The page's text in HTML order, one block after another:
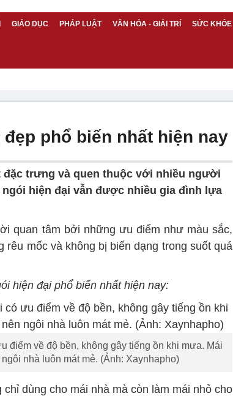
GIÁO DỤC PHÁP LUẬT VĂN HÓA - GIẢI TRÍ SỨC KHỎE
phổ biến nhất hiện nay
đặc trưng và quen thuộc với nhiều người
ngói hiện đại vẫn được nhiều gia đình lựa
quan tâm bởi những ưu điểm như màu sắc,
rêu mốc và không bị biến dạng trong suốt quá
hiện đại phổ biến nhất hiện nay:
điểm về độ bền, không gây tiếng ồn khi mưa. Mái
nhà luôn mát mẻ. (Ảnh: Xaynhapho)